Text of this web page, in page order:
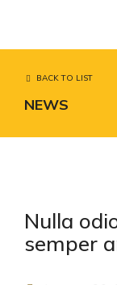
BACK TO LIST
NEWS
Nulla
semper